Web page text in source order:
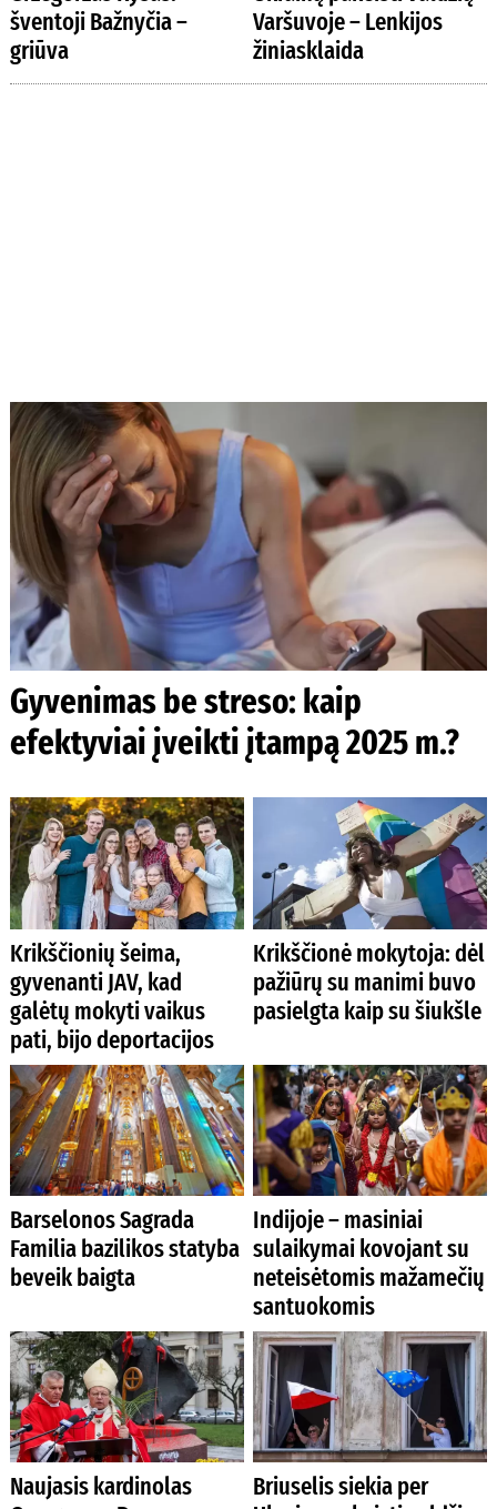
šventoji Bažnyčia –
griūva
Varšuvoje – Lenkijos
žiniasklaida
Gyvenimas be streso: kaip
efektyviai įveikti įtampą 2025 m.?
Krikščionių šeima,
gyvenanti JAV, kad
galėtų mokyti vaikus
pati, bijo deportacijos
Krikščionė mokytoja: dėl
pažiūrų su manimi buvo
pasielgta kaip su šiukšle
Barselonos Sagrada
Familia bazilikos statyba
beveik baigta
Indijoje – masiniai
sulaikymai kovojant su
neteisėtomis mažamečių
santuokomis
Naujasis kardinolas
Briuselis siekia per